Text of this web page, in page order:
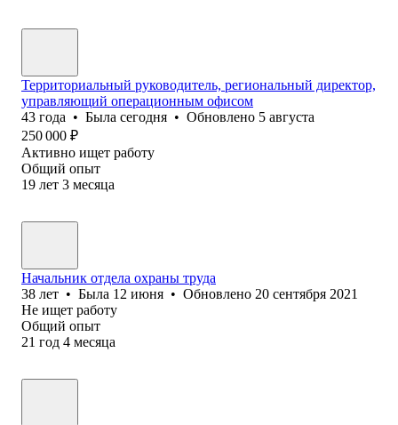
Территориальный руководитель, региональный директор,
управляющий операционным офисом
43 года • Была сегодня • Обновлено 5 августа
250 000 ₽
Активно ищет работу
Общий опыт
19 лет 3 месяца
Начальник отдела охраны труда
38 лет • Была 12 июня • Обновлено 20 сентября 2021
Не ищет работу
Общий опыт
21 год 4 месяца